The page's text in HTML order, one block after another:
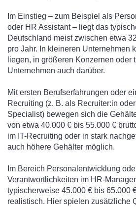
Im Einstieg – zum Beispiel als
oder HR Assistant – liegt das
Deutschland meist zwischen etwa
pro Jahr. In kleineren Unternehmen
liegen, in größeren Konzernen oder
Unternehmen auch darüber.
Mit ersten Berufserfahrungen oder
Recruiting (z. B. als Recruiter:in
Specialist) bewegen sich die
von etwa 40.000 € bis 55.000 €
im IT-Recruiting oder in stark
auch höhere Gehälter möglich.
Im Bereich Personalentwicklung
Verantwortlichkeiten im HR-
typischerweise 45.000 € bis 65.000
realistisch. Hier spielen zusätzliche